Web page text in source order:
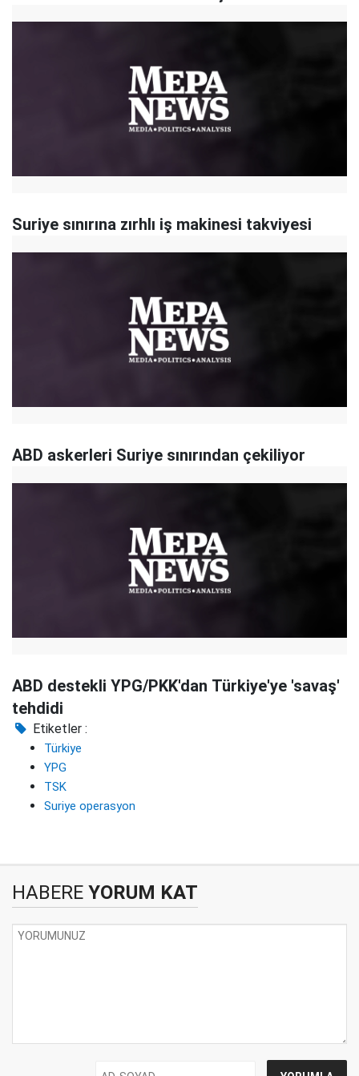
Suriye sınırına zırhlı iş makinesi takviyesi
ABD askerleri Suriye sınırından çekiliyor
ABD destekli YPG/PKK'dan Türkiye'ye 'savaş'
tehdidi
Etiketler :
Türkiye
YPG
TSK
Suriye operasyon
HABERE YORUM KAT